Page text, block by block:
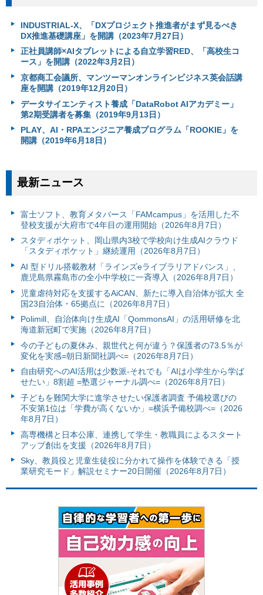
INDUSTRIAL-X、「DXプロジェクト推進者がまず見るべき
DX推進基礎講座」を開講（2023年7月27日）
正社員講師×AIタブレットによる自立学習RED、「高校生コ
ース」を開講（2022年3月2日）
京都商工会議所、マンツーマンオンラインビジネス英会話講
座を開講（2019年12月20日）
データサイエンティスト養成「DataRobot AIアカデミー」
第2期受講者を募集（2019年9月13日）
PLAY、AI・RPAエンジニア養成プログラム「ROOKIE」を
開講（2019年6月18日）
最新ニュース
富⼠ソフト、教育メタバース「FAMcampus」を活用した不
登校支援が大府市で4年目の運用開始（2026年8月7日）
スタディポケット、岡山県内3校で学校向け生成AIクラウド
「スタディポケット」継続運用（2026年8月7日）
AI 型ドリル搭載教材「ラインズeライブラリアドバンス」、
鹿児島県霧島市の全小中学校に一斉導入（2026年8月7日）
児童虐待対応を支援するAiCAN、新たに導入自治体が拡大 全
国23自治体・65拠点に（2026年8月7日）
Polimill、自治体向け生成AI「QommonsAI」の活用研修を北
海道新冠町で実施（2026年8月7日）
今の子どもの夏休み、親世代と何が違う？保護者の73.5％が
変化を実感=朝日新聞社調べ=（2026年8月7日）
自由研究へのAI活用は少数派-それでも「AIは小学生から学ば
せたい」8割超 =塾選ジャーナル調べ=（2026年8月7日）
子どもを難関大学に進学させたい保護者調査 予備校選びの
不安第1位は「学費が高くないか」=横浜予備校調べ=（2026
年8月7日）
高専機構と日本公庫、連携して学生・教職員によるスタート
アップ創出を支援（2026年8月7日）
Sky、教員役と児童生徒役に分かれて操作を体験できる「授
業研究モード」解説セミナー20日開催（2026年8月7日）